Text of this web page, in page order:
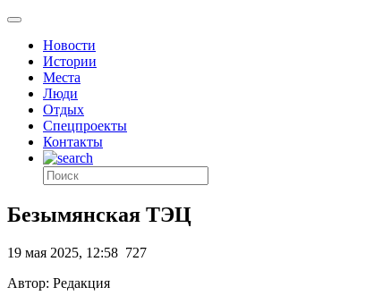
Новости
Истории
Места
Люди
Отдых
Спецпроекты
Контакты
Безымянская ТЭЦ
19 мая 2025, 12:58 727
Автор: Редакция